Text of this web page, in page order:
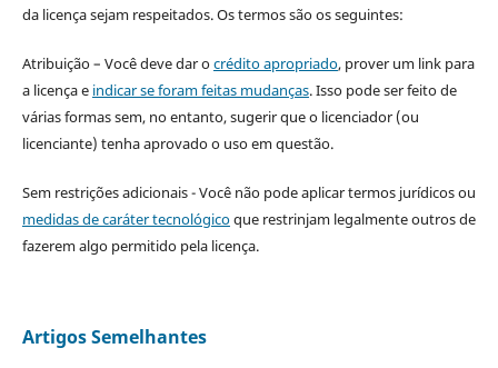
da licença sejam respeitados. Os termos são os seguintes:
Atribuição – Você deve dar ocrédito apropriado, prover um link para
a licença e indicar se foram feitas mudanças. Isso pode ser feito de
várias formas sem, no entanto, sugerir que o licenciador (ou
licenciante) tenha aprovado o uso em questão.
Sem restrições adicionais - Você não pode aplicar termos jurídicos ou
medidas de caráter tecnológicoque restrinjam legalmente outros de
fazerem algo permitido pela licença.
Artigos Semelhantes